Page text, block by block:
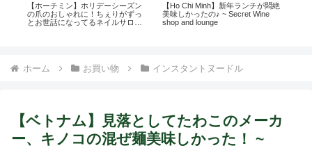
【ホーチミン】ホリデーシーズン
の爪のおしゃれに！ちぇりがずっ
とお世話になってるネイルサロン
【Ho Chi Minh】新年ランチが悶絶
美味しかったの♪ ~ Secret Wine
shop and lounge
ホーム お買い物 インスタントヌードル
【ベトナム】見落としてたわこのメーカ
ー、キノコの混ぜ麺美味しかった！ ~